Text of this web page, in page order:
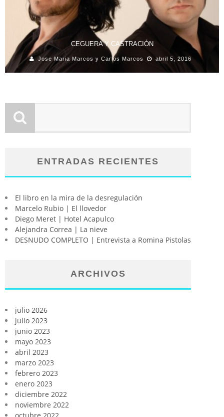
CEGUERA Y CASTRACIÓN
Jose Maria Marcos y Carlos Marcos abril 5, 2016
ENTRADAS RECIENTES
El libro en la mira de la desregulación
Marcelo Rubio | El llovedor
Diego Meret | Hotel Acapulco
Alejandra Correa | La nieve
DESNUDO COMPLETO | Entrevista a Romina Pistolas
ARCHIVOS
julio 2026
julio 2023
junio 2023
mayo 2023
abril 2023
marzo 2023
febrero 2023
enero 2023
diciembre 2022
noviembre 2022